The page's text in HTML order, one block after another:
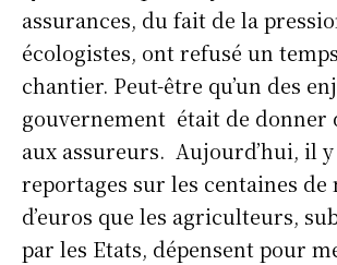
assurances, du fait de la
écologistes, ont refusé un
chantier. Peut-être qu’un des
gouvernement était de donner
aux assureurs. Aujourd’hui, il y
reportages sur les centaines
d’euros que les agriculteurs,
par les Etats, dépensent pour